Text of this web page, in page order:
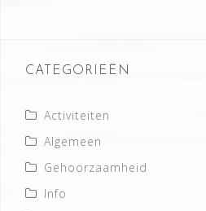
CATEGORIEËN
Activiteiten
Algemeen
Gehoorzaamheid
Info